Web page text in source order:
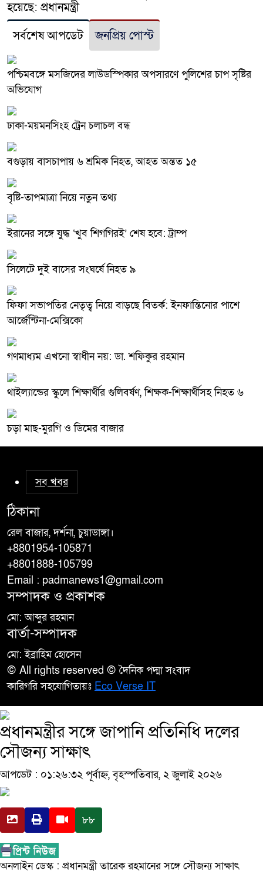
হয়েছে: প্রধানমন্ত্রী
সর্বশেষ আপডেট
জনপ্রিয় পোস্ট
পশ্চিমবঙ্গে মসজিদের লাউডস্পিকার অপসারণে পুলিশের চাপ সৃষ্টির
অভিযোগ
ঢাকা-ময়মনসিংহ ট্রেন চলাচল বন্ধ
বগুড়ায় বাসচাপায় ৬ শ্রমিক নিহত, আহত অন্তত ১৫
বৃষ্টি-তাপমাত্রা নিয়ে নতুন তথ্য
ইরানের সঙ্গে যুদ্ধ ‘খুব শিগগিরই’ শেষ হবে: ট্রাম্প
সিলেটে দুই বাসের সংঘর্ষে নিহত ৯
ফিফা সভাপতির নেতৃত্ব নিয়ে বাড়ছে বিতর্ক: ইনফান্তিনোর পাশে
আর্জেন্টিনা-মেক্সিকো
গণমাধ্যম এখনো স্বাধীন নয়: ডা. শফিকুর রহমান
থাইল্যান্ডের স্কুলে শিক্ষার্থীর গুলিবর্ষণ, শিক্ষক-শিক্ষার্থীসহ নিহত ৬
চড়া মাছ-মুরগি ও ডিমের বাজার
সব খবর
ঠিকানা
রেল বাজার, দর্শনা, চুয়াডাঙ্গা।
+8801954-105871
+8801888-105799
Email : padmanews1@gmail.com
সম্পাদক ও প্রকাশক
মো: আব্দুর রহমান
বার্তা-সম্পাদক
মো: ইব্রাহিম হোসেন
© All rights reserved © দৈনিক পদ্মা সংবাদ
কারিগরি সহযোগিতায়ঃ Eco Verse IT
প্রধানমন্ত্রীর সঙ্গে জাপানি প্রতিনিধি দলের
সৌজন্য সাক্ষাৎ
আপডেট : ০১:২৬:৩২ পূর্বাহ্ন, বৃহস্পতিবার, ২ জুলাই ২০২৬
৮৮
অনলাইন ডেস্ক : প্রধানমন্ত্রী তারেক রহমানের সঙ্গে সৌজন্য সাক্ষাৎ